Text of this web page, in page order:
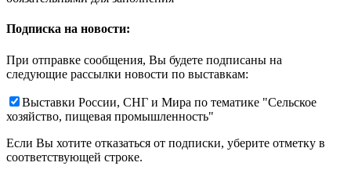
Подписка на новости:
При отправке сообщения, Вы будете подписаны на
следующие рассылки новости по выставкам:
Выставки России, СНГ и Мира по тематике "Сельское
хозяйство, пищевая промышленность"
Если Вы хотите отказаться от подписки, уберите отметку в
соответствующей строке.